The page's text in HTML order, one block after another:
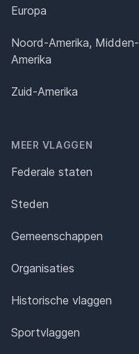
Europa
Noord-Amerika, Midden-
Amerika
Zuid-Amerika
MEER VLAGGEN
Federale staten
Steden
Gemeenschappen
Organisaties
Historische vlaggen
Sportvlaggen